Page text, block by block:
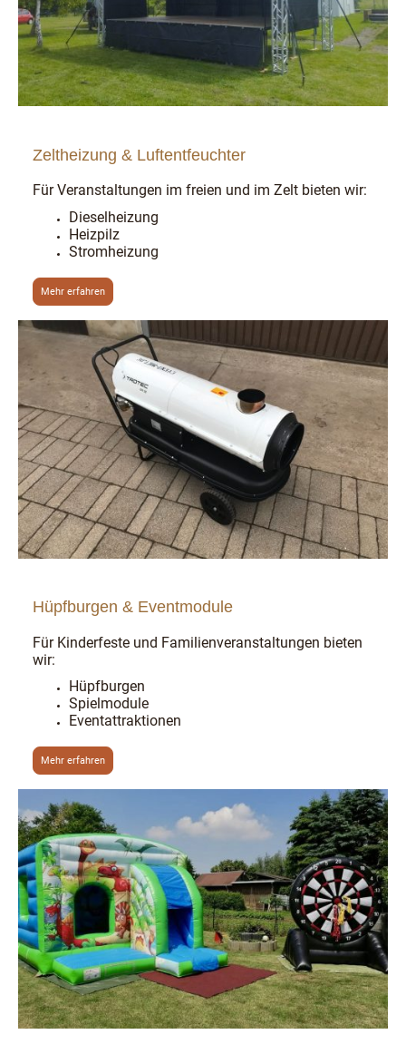
Zeltheizung & Luftentfeuchter
Für Veranstaltungen im freien und im Zelt bieten wir:
Dieselheizung
Heizpilz
Stromheizung
Mehr erfahren
Hüpfburgen & Eventmodule
Für Kinderfeste und Familienveranstaltungen bieten
wir:
Hüpfburgen
Spielmodule
Eventattraktionen
Mehr erfahren